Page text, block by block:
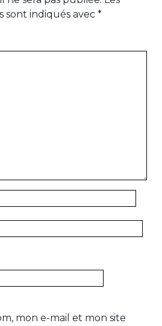
sont indiqués avec *
mon e-mail et mon site